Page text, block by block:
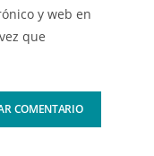
y web en
que